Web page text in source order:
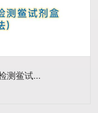
测鲎试...